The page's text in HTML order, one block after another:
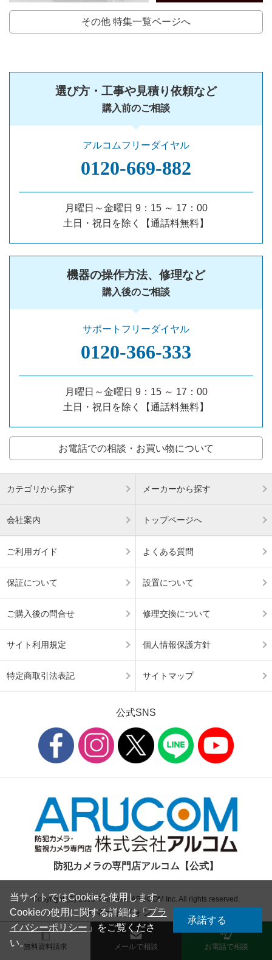
その他 特集一覧ページへ
選び方・工事や見積り依頼など
購入前のご相談
アルコムフリーダイヤル
0120‐669‐882
月曜日～金曜日 9：15 ～ 17：00
土日・祝日を除く【通話料無料】
機器の操作方法、修理など
購入後のご相談
サポートフリーダイヤル
0120‐366‐333
月曜日～金曜日 9：15 ～ 17：00
土日・祝日を除く【通話料無料】
お電話での相談・お買い物について
カテゴリから探す メーカーから探す
会社案内 トップページへ
ご利用ガイド よくある質問
保証について 設置について
ご購入後の問合せ 修理交換について
サイト利用規定 個人情報保護方針
特定商取引法表記 サイトマップ
公式SNS
防犯カメラの専門店アルコム【公式】
Copyright (C) 2003-This Year. ARUCOM Inc. All rights reserved.
無料資料請求 メールで相談 お電話で相談
スマートフォン|
当サイトではCookieを使用します。
Cookieの使用に関する詳細は「プラ
イバシーポリシー 」をご覧くださ
い。
承諾する